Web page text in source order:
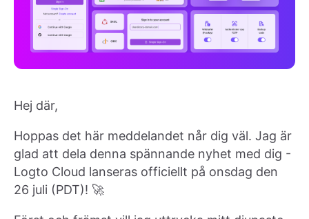
Hej där,
Hoppas det här meddelandet når dig väl. Jag är
glad att dela denna spännande nyhet med dig -
Logto Cloud lanseras officiellt på onsdag den
26 juli (PDT)! 🚀